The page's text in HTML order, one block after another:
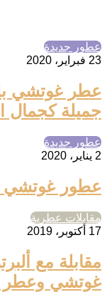
عطور جديدة
23 فبراير، 2020
جميلة كجمال
عطور جديدة
2 يناير، 2020
عطور غوتشي
مقابلات عطرية
17 أكتوبر، 2019
مقابلة مع
غوتشي وعطر